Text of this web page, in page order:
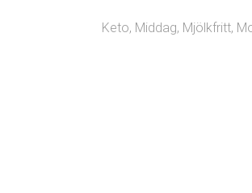
Keto, Middag, Mjölkfritt,